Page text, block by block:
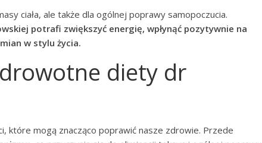
ciała, ale także dla ogólnej poprawy samopoczucia.
potrafi zwiększyć energię, wpłynąć pozytywnie na
w stylu życia.
diety dr
które mogą znacząco poprawić nasze zdrowie. Przede